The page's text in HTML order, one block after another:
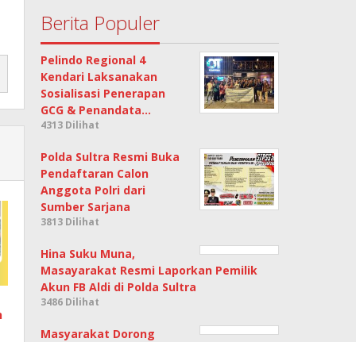
Berita Populer
Pelindo Regional 4
Kendari Laksanakan
Sosialisasi Penerapan
GCG & Penandata…
4313 Dilihat
Polda Sultra Resmi Buka
Pendaftaran Calon
Anggota Polri dari
Sumber Sarjana
3813 Dilihat
Hina Suku Muna,
Masayarakat Resmi Laporkan Pemilik
Akun FB Aldi di Polda Sultra
3486 Dilihat
Masyarakat Dorong